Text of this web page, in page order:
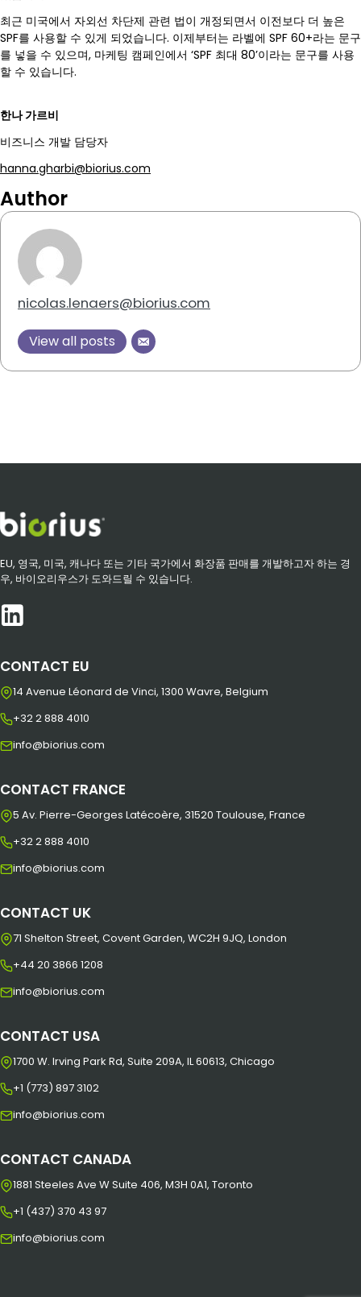
최근 미국에서 자외선 차단제 관련 법이 개정되면서 이전보다 더 높은
SPF를 사용할 수 있게 되었습니다. 이제부터는 라벨에 SPF 60+라는 문구
를 넣을 수 있으며, 마케팅 캠페인에서 ‘SPF 최대 80’이라는 문구를 사용
할 수 있습니다.
한나 가르비
비즈니스 개발 담당자
hanna.gharbi@biorius.com
Author
nicolas.lenaers@biorius.com
View all posts
EU, 영국, 미국, 캐나다 또는 기타 국가에서 화장품 판매를 개발하고자 하는 경
우, 바이오리우스가 도와드릴 수 있습니다.
CONTACT EU
14 Avenue Léonard de Vinci, 1300 Wavre, Belgium
+32 2 888 4010
info@biorius.com
CONTACT FRANCE
5 Av. Pierre-Georges Latécoère, 31520 Toulouse, France
+32 2 888 4010
info@biorius.com
CONTACT UK
71 Shelton Street, Covent Garden, WC2H 9JQ, London
+44 20 3866 1208
info@biorius.com
CONTACT USA
1700 W. Irving Park Rd, Suite 209A, IL 60613, Chicago
+1 (773) 897 3102
info@biorius.com
CONTACT CANADA
1881 Steeles Ave W Suite 406, M3H 0A1, Toronto
+1 (437) 370 43 97
info@biorius.com